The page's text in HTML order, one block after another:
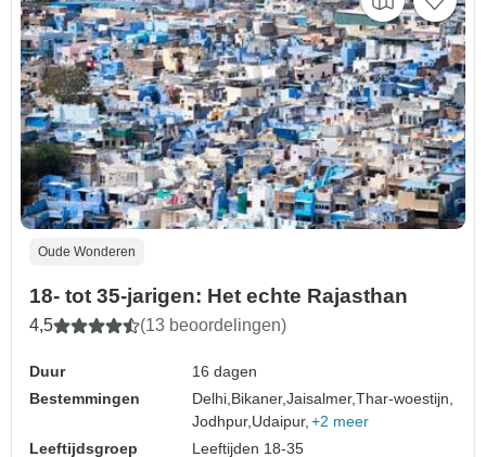
Oude Wonderen
18- tot 35-jarigen: Het echte Rajasthan
4,5 (13 beoordelingen)
Duur
16 dagen
Bestemmingen
Delhi,Bikaner,Jaisalmer,Thar-woestijn,
Jodhpur,Udaipur, +2 meer
Leeftijdsgroep
Leeftijden 18-35